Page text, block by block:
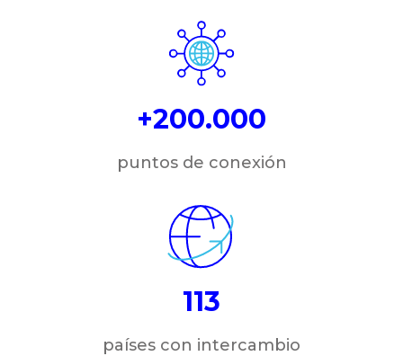
+200.000
puntos de conexión
113
países con intercambio